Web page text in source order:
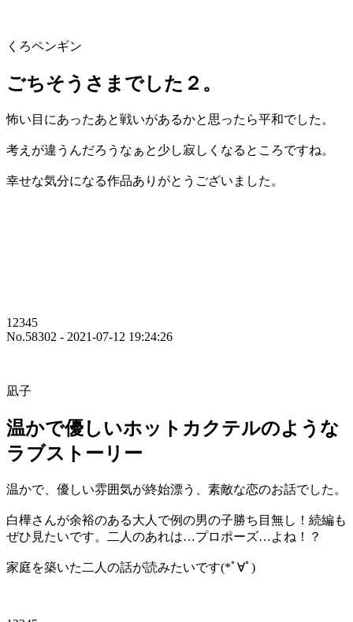
くろペンギン
ごちそうさまでした２。
怖い目にあったあと戦いがあるかと思ったら平和でした。
考えが違うんだろうなぁと少し寂しくなるところですね。
幸せな気分になる作品ありがとうございました。
12345
No.58302 - 2021-07-12 19:24:26
凪子
温かで優しいホットカクテルのような
ラブストーリー
温かで、優しい雰囲気が終始漂う、素敵な恋のお話でした。
白樺さんが余裕のある大人で例の男の子勝ち目無し！続編も
ぜひ見たいです。二人のあれは…プロポーズ…よね！？
家庭を築いた二人の話が読みたいです(*ﾟ∀ﾟ)